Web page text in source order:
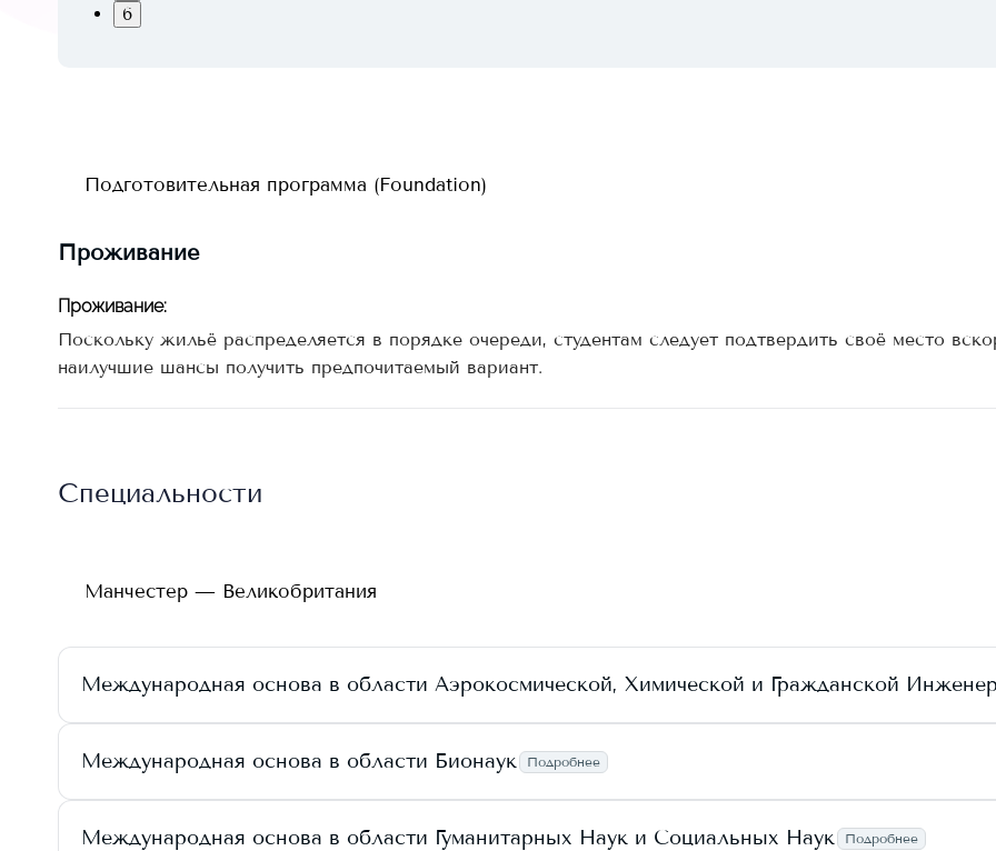
6
Подготовительная программа (Foundation)
Проживание
Проживание:
Поскольку жильё распределяется в порядке очереди, студентам следует подтвердить своё место
наилучшие шансы получить предпочитаемый вариант.
Специальности
Манчестер — Великобритания
Международная основа в области Аэрокосмической, Химической и Гражданской
Международная основа в области Бионаук Подробнее
Международная основа в области Гуманитарных Наук и Социальных Наук Подробнее